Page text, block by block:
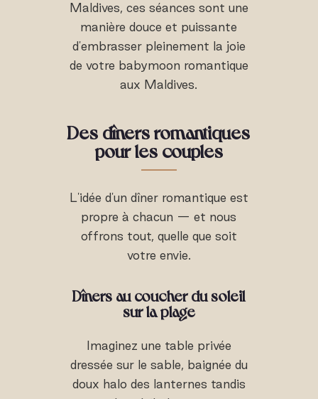
Maldives, ces séances sont une
manière douce et puissante
d'embrasser pleinement la joie
de votre babymoon romantique
aux Maldives.
Des dîners romantiques
pour les couples
L'idée d'un dîner romantique est
propre à chacun — et nous
offrons tout, quelle que soit
votre envie.
Dîners au coucher du soleil
sur la plage
Imaginez une table privée
dressée sur le sable, baignée du
doux halo des lanternes tandis